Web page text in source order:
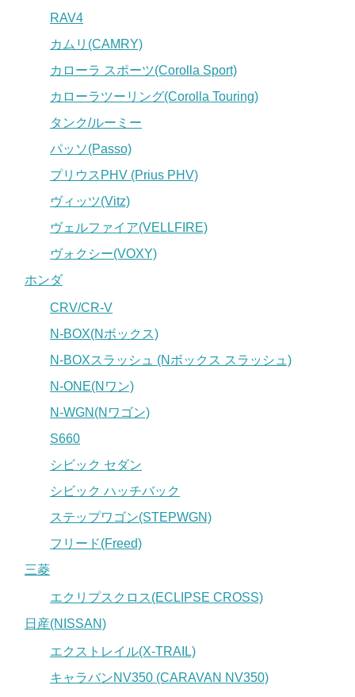
RAV4
カムリ(CAMRY)
カローラ スポーツ(Corolla Sport)
カローラツーリング(Corolla Touring)
タンク/ルーミー
パッソ(Passo)
プリウスPHV (Prius PHV)
ヴィッツ(Vitz)
ヴェルファイア(VELLFIRE)
ヴォクシー(VOXY)
ホンダ
CRV/CR-V
N-BOX(Nボックス)
N-BOXスラッシュ (Nボックス スラッシュ)
N-ONE(Nワン)
N-WGN(Nワゴン)
S660
シビック セダン
シビック ハッチバック
ステップワゴン(STEPWGN)
フリード(Freed)
三菱
エクリプスクロス(ECLIPSE CROSS)
日産(NISSAN)
エクストレイル(X-TRAIL)
キャラバンNV350 (CARAVAN NV350)